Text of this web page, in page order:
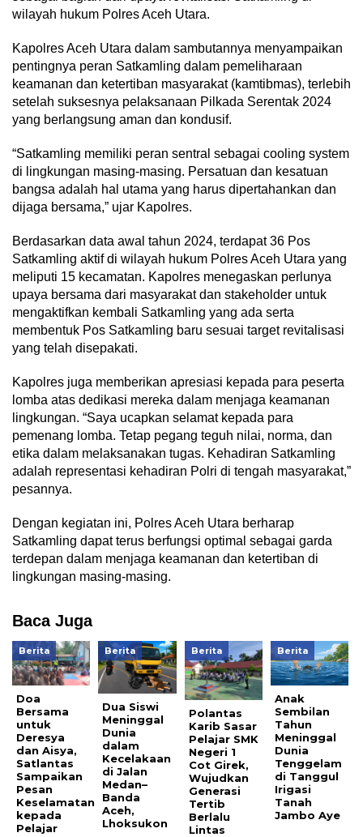
wilayah hukum Polres Aceh Utara.
Kapolres Aceh Utara dalam sambutannya menyampaikan
pentingnya peran Satkamling dalam pemeliharaan
keamanan dan ketertiban masyarakat (kamtibmas), terlebih
setelah suksesnya pelaksanaan Pilkada Serentak 2024
yang berlangsung aman dan kondusif.
“Satkamling memiliki peran sentral sebagai cooling system
di lingkungan masing-masing. Persatuan dan kesatuan
bangsa adalah hal utama yang harus dipertahankan dan
dijaga bersama,” ujar Kapolres.
Berdasarkan data awal tahun 2024, terdapat 36 Pos
Satkamling aktif di wilayah hukum Polres Aceh Utara yang
meliputi 15 kecamatan. Kapolres menegaskan perlunya
upaya bersama dari masyarakat dan stakeholder untuk
mengaktifkan kembali Satkamling yang ada serta
membentuk Pos Satkamling baru sesuai target revitalisasi
yang telah disepakati.
Kapolres juga memberikan apresiasi kepada para peserta
lomba atas dedikasi mereka dalam menjaga keamanan
lingkungan. “Saya ucapkan selamat kepada para
pemenang lomba. Tetap pegang teguh nilai, norma, dan
etika dalam melaksanakan tugas. Kehadiran Satkamling
adalah representasi kehadiran Polri di tengah masyarakat,”
pesannya.
Dengan kegiatan ini, Polres Aceh Utara berharap
Satkamling dapat terus berfungsi optimal sebagai garda
terdepan dalam menjaga keamanan dan ketertiban di
lingkungan masing-masing.
Baca Juga
Berita
Doa
Bersama
untuk
Deresya
dan Aisya,
Satlantas
Sampaikan
Pesan
Keselamatan
kepada
Pelajar
Berita
Dua Siswi
Meninggal
Dunia
dalam
Kecelakaan
di Jalan
Medan–
Banda
Aceh,
Lhoksukon
Berita
Polantas
Karib Sasar
Pelajar SMK
Negeri 1
Cot Girek,
Wujudkan
Generasi
Tertib
Berlalu
Lintas
Berita
Anak
Sembilan
Tahun
Meninggal
Dunia
Tenggelam
di Tanggul
Irigasi
Tanah
Jambo Aye